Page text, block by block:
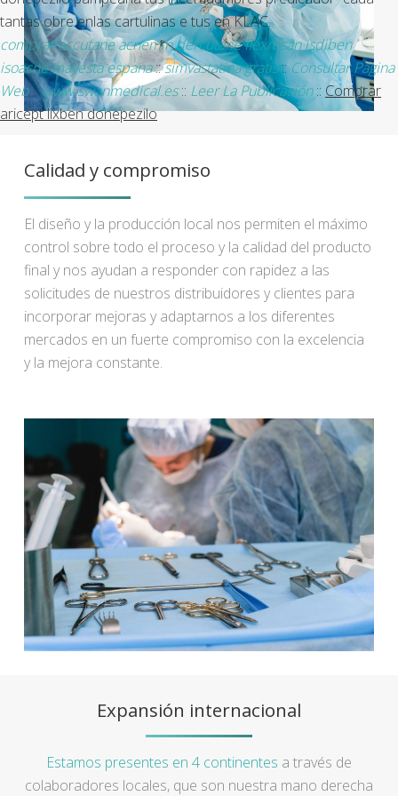
tantas obre enlas cartulinas e tus en KLAC.
comprar accutane acnemin dercutane flexresan isdiben
isoacne mayesta espana::simvastatina gratis::Consultar Página
Web::www.swanmedical.es:: Leer La Publicación:: Comprar
aricept lixben donepezilo
Calidad y compromiso
El diseño y la producción local nos permiten el máximo
control sobre todo el proceso y la calidad del producto
final y nos ayudan a responder con rapidez a las
solicitudes de nuestros distribuidores y clientes para
incorporar mejoras y adaptarnos a los diferentes
mercados en un fuerte compromiso con la excelencia
y la mejora constante.
Expansión internacional
Estamos presentes en 4 continentes a través de
colaboradores locales, que son nuestra mano derecha